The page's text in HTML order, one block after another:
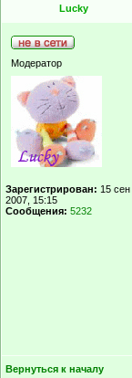
Lucky
Модератор
Зарегистрирован: 15 сен
2007, 15:15
Сообщения: 5232
Вернуться к началу